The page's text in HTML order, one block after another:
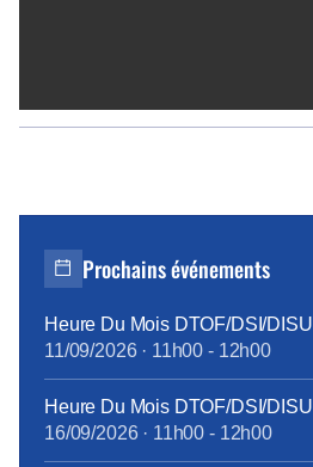
Prochains événements
Heure Du Mois DTOF/DSI/DISU
11/09/2026· 11h00 - 12h00
Heure Du Mois DTOF/DSI/DISU
16/09/2026· 11h00 - 12h00